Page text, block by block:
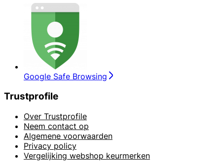
Google Safe Browsing
Trustprofile
Over Trustprofile
Neem contact op
Algemene voorwaarden
Privacy policy
Vergelijking webshop keurmerken